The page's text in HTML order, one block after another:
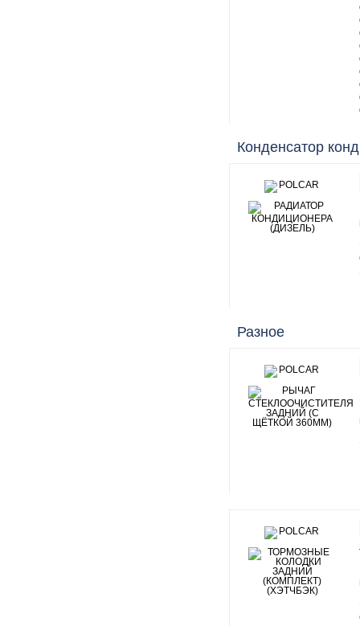
Конденсатор
Разное